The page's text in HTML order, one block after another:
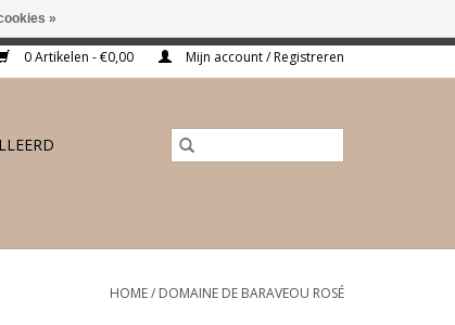
0 Artikelen - €0,00 Mijn account / Registreren
HOME/ DOMAINE DE BARAVEOU ROSÉ
»
€175,-